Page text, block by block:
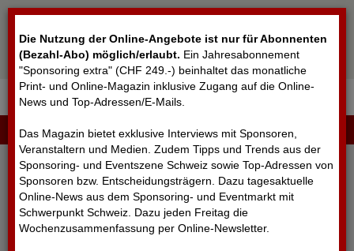
Die Nutzung der Online-Angebote ist nur für Abonnenten
(Bezahl-Abo) möglich/erlaubt. Ein Jahresabonnement
"Sponsoring extra" (CHF 249.-) beinhaltet das monatliche
Print- und Online-Magazin inklusive Zugang auf die Online-
News und Top-Adressen/E-Mails.
Das Magazin bietet exklusive Interviews mit Sponsoren,
Veranstaltern und Medien. Zudem Tipps und Trends aus der
Sponsoring- und Eventszene Schweiz sowie Top-Adressen von
Sponsoren bzw. Entscheidungsträgern. Dazu tagesaktuelle
Online-News aus dem Sponsoring- und Eventmarkt mit
Schwerpunkt Schweiz. Dazu jeden Freitag die
Wochenzusammenfassung per Online-Newsletter.
LOGIN
Cookie-Einstellungen